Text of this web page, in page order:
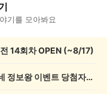
기를 모아봐요
14회차 OPEN (~8/17)
💰[당첨자 발표] 26회차 우리 동네 정보왕 이벤트 당첨자를 발표합니다!